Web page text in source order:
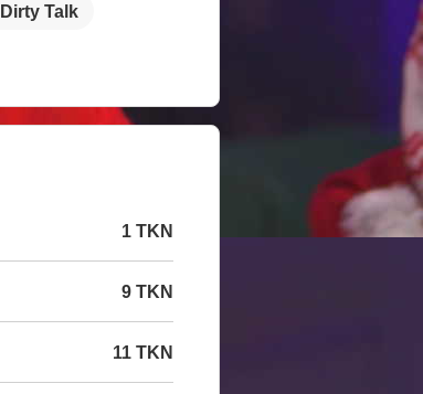
Dirty Talk
1 TKN
9 TKN
11 TKN